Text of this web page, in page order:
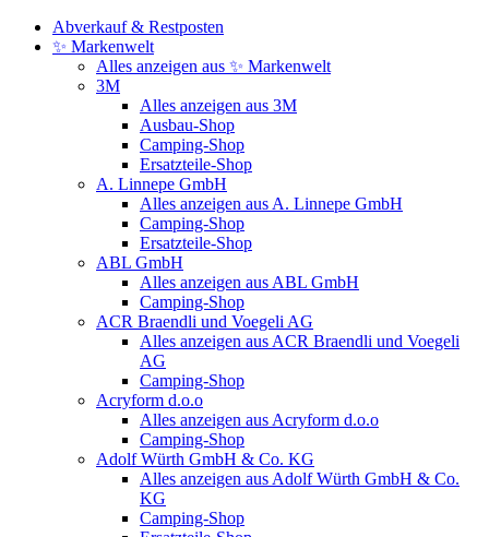
Abverkauf & Restposten
✨ Markenwelt
Alles anzeigen aus ✨ Markenwelt
3M
Alles anzeigen aus 3M
Ausbau-Shop
Camping-Shop
Ersatzteile-Shop
A. Linnepe GmbH
Alles anzeigen aus A. Linnepe GmbH
Camping-Shop
Ersatzteile-Shop
ABL GmbH
Alles anzeigen aus ABL GmbH
Camping-Shop
ACR Braendli und Voegeli AG
Alles anzeigen aus ACR Braendli und Voegeli
AG
Camping-Shop
Acryform d.o.o
Alles anzeigen aus Acryform d.o.o
Camping-Shop
Adolf Würth GmbH & Co. KG
Alles anzeigen aus Adolf Würth GmbH & Co.
KG
Camping-Shop